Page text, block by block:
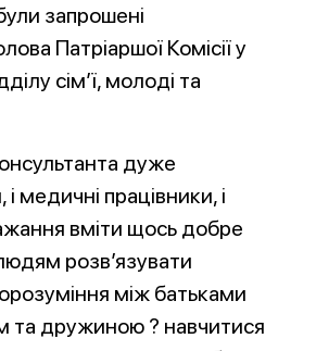
запрошені
Патріаршої Комісії у
сім’ї, молоді та
дуже
медичні працівники, і
вміти щось добре
розв’язувати
між батьками
та дружиною ? навчитися